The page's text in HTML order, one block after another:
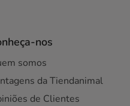
nos
somos
da Tiendanimal
de Clientes